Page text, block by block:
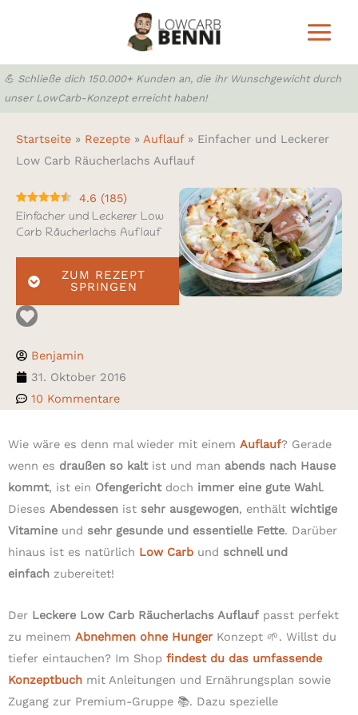
💪 Schließe dich 150.000+ Kunden an, die ihr Wunschgewicht durch
unser LowCarb-Konzept erreicht haben!
Startseite » Rezepte » Auflauf» Einfacher und Leckerer
Low Carb Räucherlachs Auflauf
4.6 (185)
Einfacher und Leckerer Low
Carb Räucherlachs Auflauf
ZUM REZEPT
SPRINGEN
Benjamin
31. Oktober 2016
10 Kommentare
Wie wäre es denn mal wieder mit einem Auflauf? Gerade
wenn es draußen so kaltist und man abends nach Hause
kommt, ist ein Ofengerichtdoch immer eine gute Wahl.
Dieses Abendessen ist sehr ausgewogen, enthält wichtige
Vitamine und sehr gesunde und essentielle Fette. Darüber
hinaus ist es natürlich Low Carb und schnell und
einfach zubereitet!
Der Leckere Low Carb Räucherlachs Auflauf passt perfekt
zu meinem Abnehmen ohne HungerKonzept 🌱. Willst du
tiefer eintauchen? Im Shop findest du das umfassende
Konzeptbuch mit Anleitungen und Ernährungsplan sowie
Zugang zur Premium-Gruppe 📚. Dazu spezielle